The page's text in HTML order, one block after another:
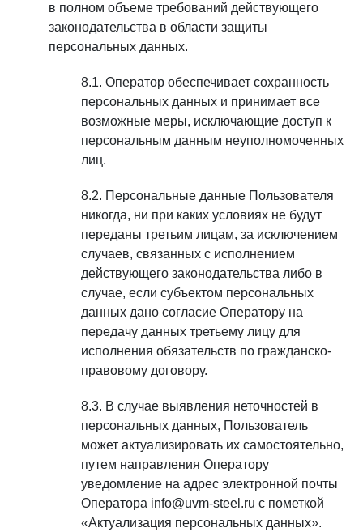
в полном объеме требований действующего
законодательства в области защиты
персональных данных.
Оператор обеспечивает сохранность
персональных данных и принимает все
возможные меры, исключающие доступ к
персональным данным неуполномоченных
лиц.
Персональные данные Пользователя
никогда, ни при каких условиях не будут
переданы третьим лицам, за исключением
случаев, связанных с исполнением
действующего законодательства либо в
случае, если субъектом персональных
данных дано согласие Оператору на
передачу данных третьему лицу для
исполнения обязательств по гражданско-
правовому договору.
В случае выявления неточностей в
персональных данных, Пользователь
может актуализировать их самостоятельно,
путем направления Оператору
уведомление на адрес электронной почты
Оператора info@uvm-steel.ru с пометкой
«Актуализация персональных данных».